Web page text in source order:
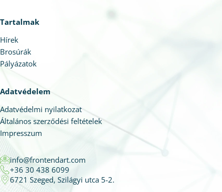
Tartalmak
Hírek
Brosúrák
Pályázatok
Adatvédelem
Adatvédelmi nyilatkozat
Általános szerződési feltételek
Impresszum
info@frontendart.com
+36 30 438 6099
6721 Szeged, Szilágyi utca 5-2.